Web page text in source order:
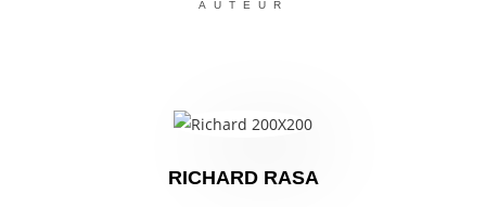
AUTEUR
RICHARD RASA